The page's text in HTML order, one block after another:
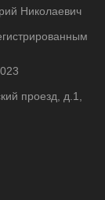
Николаевич
проезд, д.1,